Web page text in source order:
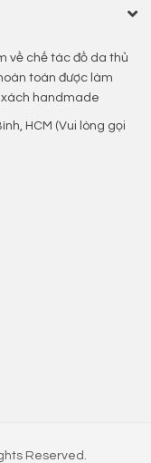
về chế tác đồ da thủ
toàn được làm
xách handmade
HCM (Vui lòng gọi
Reserved.